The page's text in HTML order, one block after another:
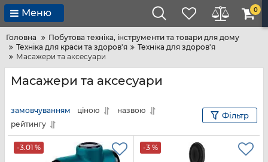
Меню 0
Головна
Побутова техніка, інструменти та товари для дому
Техніка для краси та здоров'я
Техніка для здоров'я
Масажери та аксесуари
Масажери та аксесуари
замовчуванням ціною
назвою
рейтингу
Фільтр
-3.01 % -3 %